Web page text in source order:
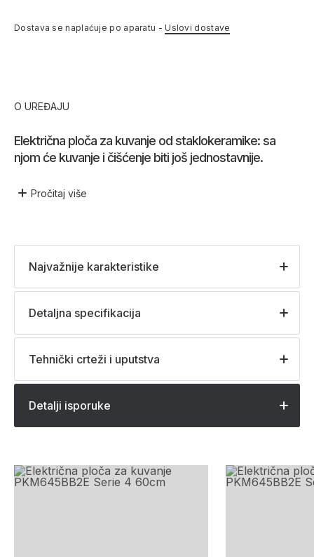
Dostava se naplaćuje po aparatu -Uslovi dostave
O UREĐAJU
Električna ploča za kuvanje od staklokeramike: sa
njom će kuvanje i čišćenje biti još jednostavnije.
Pročitaj više
Najvažnije karakteristike
Detaljna specifikacija
Tehnički crteži i uputstva
Detalji isporuke